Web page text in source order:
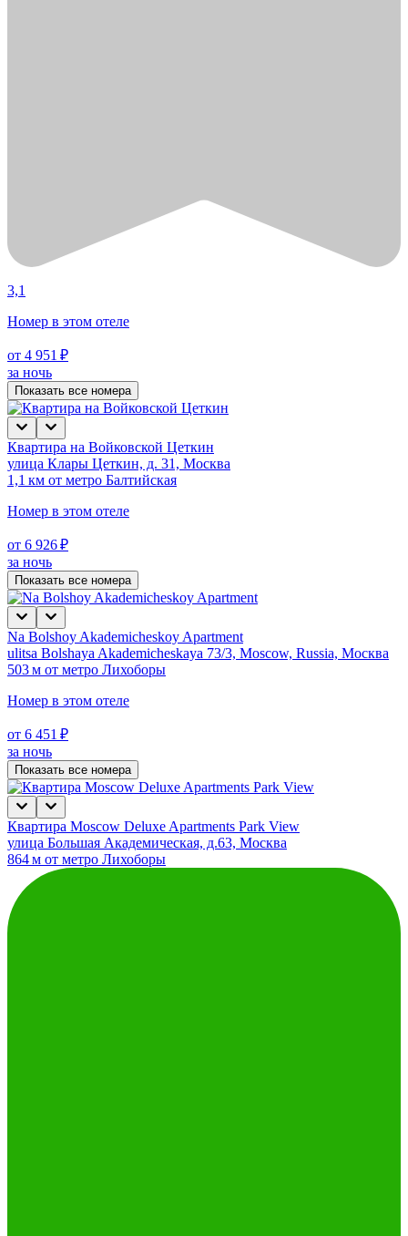
3,1
Номер в этом отеле
от 4 951 ₽
за ночь
Показать все номера
Квартира на Войковской Цеткин
улица Клары Цеткин, д. 31, Москва
1,1 км от метро Балтийская
Номер в этом отеле
от 6 926 ₽
за ночь
Показать все номера
Na Bolshoy Akademicheskoy Apartment
ulitsa Bolshaya Akademicheskaya 73/3, Moscow, Russia, Москва
503 м от метро Лихоборы
Номер в этом отеле
от 6 451 ₽
за ночь
Показать все номера
Квартира Moscow Deluxe Apartments Park View
улица Большая Академическая, д.63, Москва
864 м от метро Лихоборы